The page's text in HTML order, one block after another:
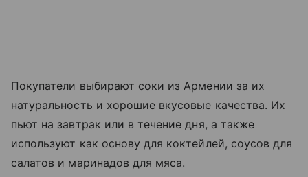
Покупатели выбирают соки из Армении за их
натуральность и хорошие вкусовые качества. Их
пьют на завтрак или в течение дня, а также
используют как основу для коктейлей, соусов для
салатов и маринадов для мяса.